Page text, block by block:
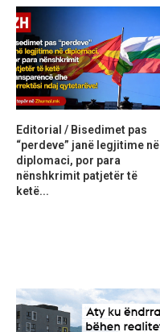
Editorial / Bisedimet pas
“perdeve” janë legjitime në
diplomaci, por para
nënshkrimit patjetër të
ketë...